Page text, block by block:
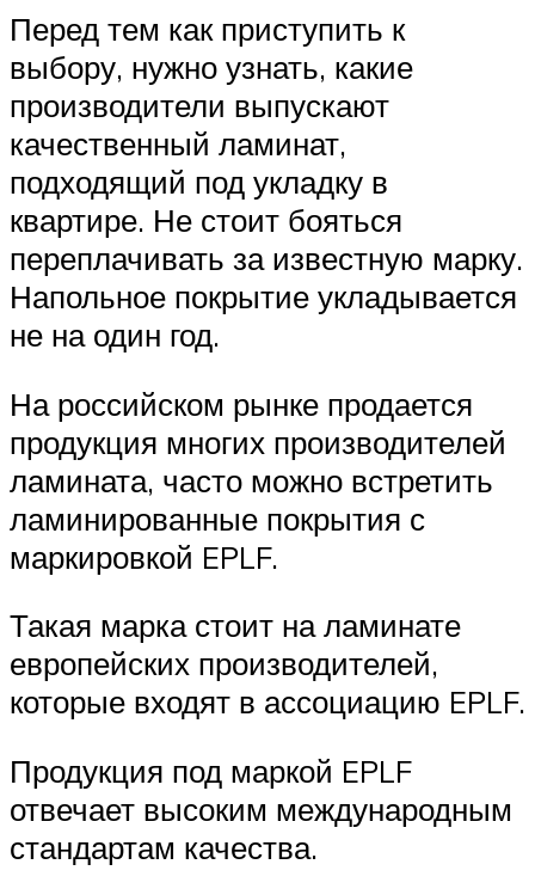
Перед тем как приступить к
выбору, нужно узнать, какие
производители выпускают
качественный ламинат,
подходящий под укладку в
квартире. Не стоит бояться
переплачивать за известную марку.
Напольное покрытие укладывается
не на один год.
На российском рынке продается
продукция многих производителей
ламината, часто можно встретить
ламинированные покрытия с
маркировкой EPLF.
Такая марка стоит на ламинате
европейских производителей,
которые входят в ассоциацию EPLF.
Продукция под маркой EPLF
отвечает высоким международным
стандартам качества.